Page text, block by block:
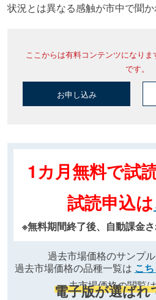
状況とは異なる感触が市中で聞か
ここからは有料コンテンツになり
です。
お申し込み
1カ月無料で試
試読申込は
※無料期間終了後、自動課金
過去市場価格のサンプ
過去市場価格の品種一覧は こ
去市場価格の閲覧
電子版が選ばれ